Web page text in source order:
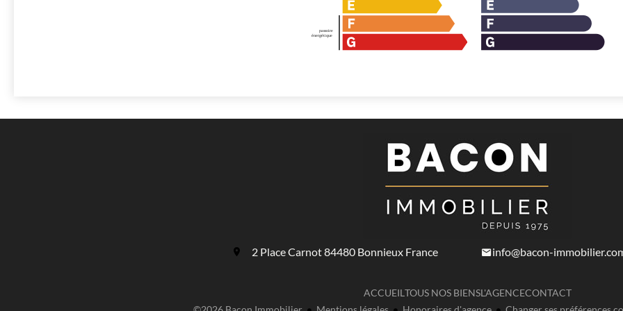
2 Place Carnot84480 Bonnieux France info@bacon-
ACCUEIL TOUS NOS BIENSL'AGENCECONTACT